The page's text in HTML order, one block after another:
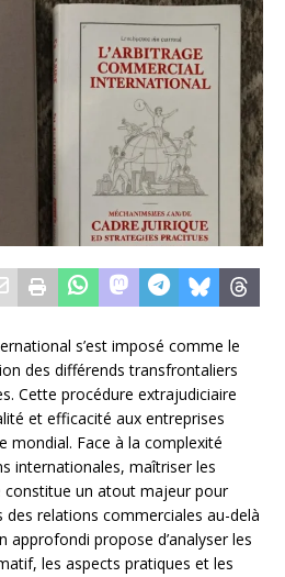
s’est imposé comme le
des différends transfrontaliers
Cette procédure extrajudiciaire
et efficacité aux entreprises
mondial. Face à la complexité
internationales, maîtriser les
constitue un atout majeur pour
relations commerciales au-delà
approfondi propose d’analyser les
les aspects pratiques et les